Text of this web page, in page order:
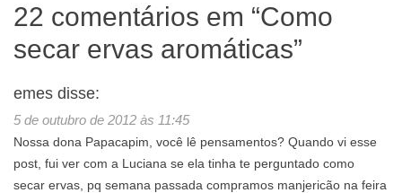
22 comentários em “Como
secar ervas aromáticas”
emes disse:
5 de outubro de 2012 às 11:45
Nossa dona Papacapim, você lê pensamentos? Quando vi esse
post, fui ver com a Luciana se ela tinha te perguntado como
secar ervas, pq semana passada compramos manjericão na feira